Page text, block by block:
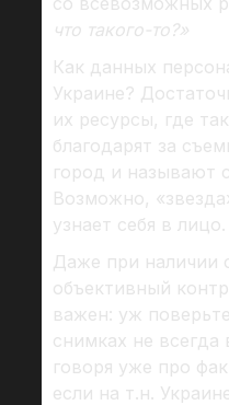
что такого-то?»
Как данных
Украине?
их ресурсы, где
благодарят за
город и называют
Возможно,
узнает себя в лицо.
Даже при наличии
объективный
важен: уж
снимках не всегда
говоря уже про
если на т.н.